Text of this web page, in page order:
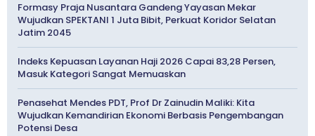
Formasy Praja Nusantara Gandeng Yayasan Mekar
Wujudkan SPEKTANI 1 Juta Bibit, Perkuat Koridor Selatan
Jatim 2045
Indeks Kepuasan Layanan Haji 2026 Capai 83,28 Persen,
Masuk Kategori Sangat Memuaskan
Penasehat Mendes PDT, Prof Dr Zainudin Maliki: Kita
Wujudkan Kemandirian Ekonomi Berbasis Pengembangan
Potensi Desa